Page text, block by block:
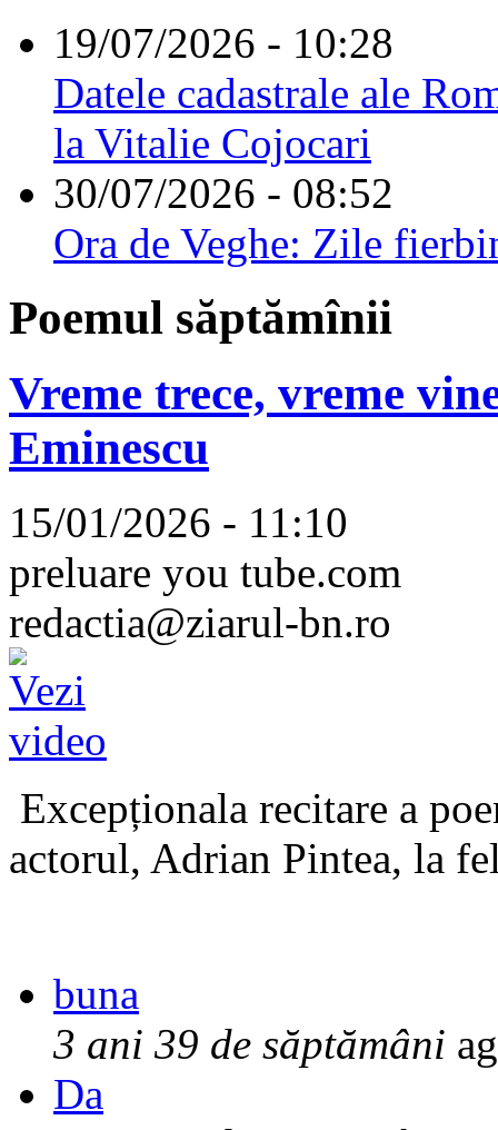
19/07/2026 - 10:28
Datele cadastrale ale
la Vitalie Cojocari
30/07/2026 - 08:52
Ora de Veghe: Zile
Poemul săptămînii
Vreme trece, vreme
Eminescu
15/01/2026 - 11:10
preluare you tube.com
redactia@ziarul-bn.ro
Excepționala recitare a
actorul, Adrian Pintea, la
buna
3 ani 39 de săptămâni
Da